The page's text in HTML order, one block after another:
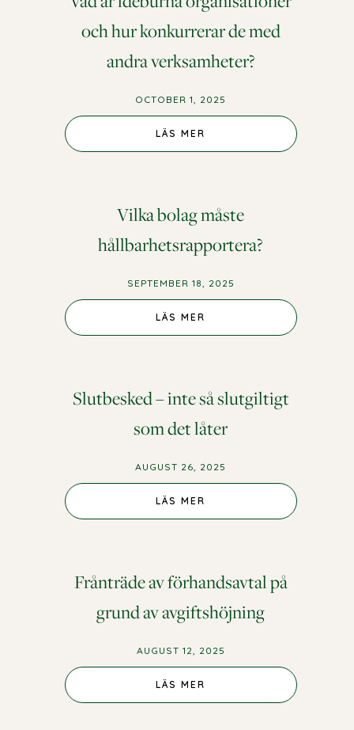
och hur konkurrerar de med
andra verksamheter?
OCTOBER 1, 2025
LÄS MER
Vilka bolag måste
hållbarhetsrapportera?
SEPTEMBER 18, 2025
LÄS MER
Slutbesked – inte så slutgiltigt
som det låter
AUGUST 26, 2025
LÄS MER
Frånträde av förhandsavtal på
grund av avgiftshöjning
AUGUST 12, 2025
LÄS MER